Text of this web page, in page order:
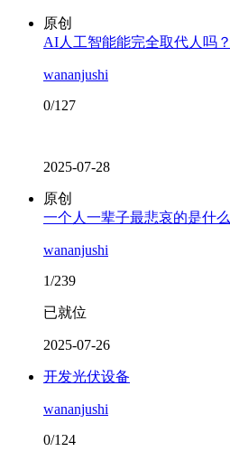
原创
AI人工智能能完全取代人吗？
wananjushi
0/127
2025-07-28
原创
一个人一辈子最悲哀的是什么
wananjushi
1/239
已就位
2025-07-26
开发光伏设备
wananjushi
0/124